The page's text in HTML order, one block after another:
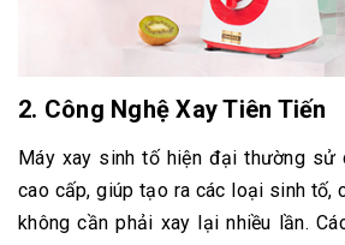
2. Công Nghệ Xay Tiên Tiến
Máy xay sinh tố hiện đại thường sử
cao cấp, giúp tạo ra các loại sinh tố,
không cần phải xay lại nhiều lần.